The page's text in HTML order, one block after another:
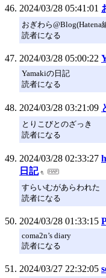
2024/03/28 05:41:01
おぎわら@Blog(Hatena
読者になる
2024/03/28 05:00:22
Yamakiの日記
読者になる
2024/03/28 03:21:09
とりこびとのざっき
読者になる
2024/03/28 02:33:27
日記
すらいむがあらわれた
読者になる
2024/03/28 01:33:15
coma2n’s diary
読者になる
2024/03/27 22:32:05